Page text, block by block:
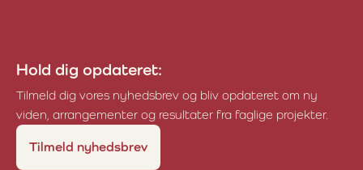
Hold dig opdateret:
Tilmeld dig vores nyhedsbrev og bliv opdateret om ny
viden, arrangementer og resultater fra faglige projekter.
Tilmeld nyhedsbrev